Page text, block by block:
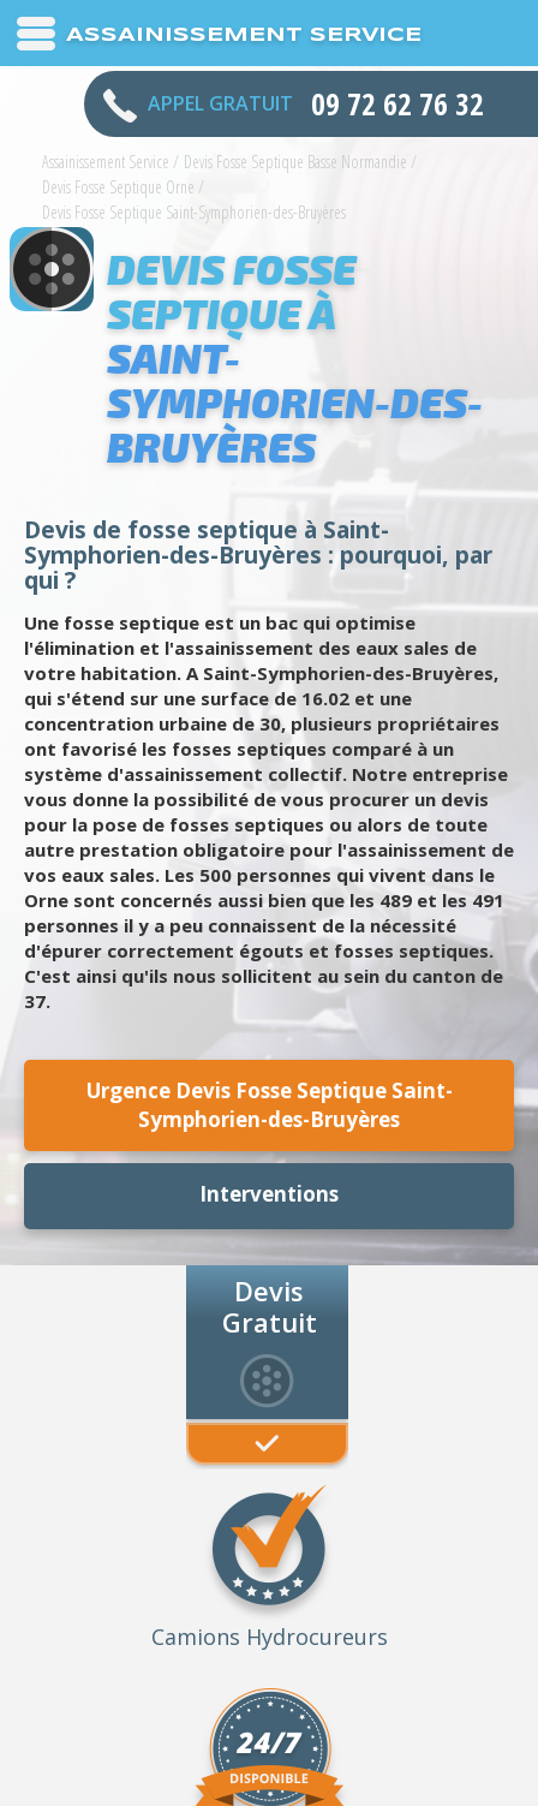
ASSAINISSEMENT SERVICE
APPEL GRATUIT 09 72 62 76 32
Assainissement Service / Devis Fosse Septique Basse Normandie /
Devis Fosse Septique Orne /
Devis Fosse Septique Saint-Symphorien-des-Bruyères
DEVIS FOSSE
SEPTIQUE À
SAINT-
SYMPHORIEN-DES-
BRUYÈRES
Devis de fosse septique à Saint-
Symphorien-des-Bruyères : pourquoi, par
qui ?
Une fosse septique est un bac qui optimise
l'élimination et l'assainissement des eaux sales de
votre habitation. A Saint-Symphorien-des-Bruyères,
qui s'étend sur une surface de 16.02 et une
concentration urbaine de 30, plusieurs propriétaires
ont favorisé les fosses septiques comparé à un
système d'assainissement collectif. Notre entreprise
vous donne la possibilité de vous procurer un devis
pour la pose de fosses septiques ou alors de toute
autre prestation obligatoire pour l'assainissement de
vos eaux sales. Les 500 personnes qui vivent dans le
Orne sont concernés aussi bien que les 489 et les 491
personnes il y a peu connaissent de la nécessité
d'épurer correctement égouts et fosses septiques.
C'est ainsi qu'ils nous sollicitent au sein du canton de
37.
Urgence Devis Fosse Septique Saint-
Symphorien-des-Bruyères
Interventions
Devis
Gratuit
Camions Hydrocureurs